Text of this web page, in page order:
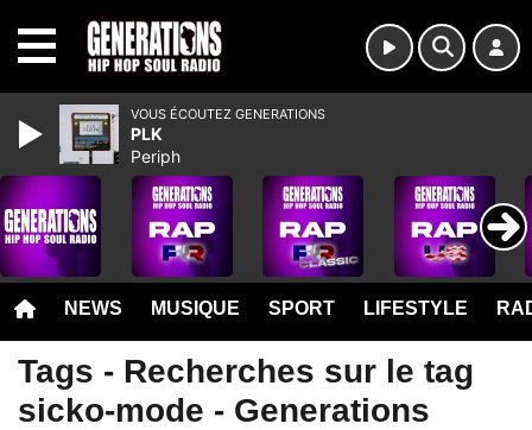
NEWS MUSIQUE SPORT LIFESTYLE
Tags - Recherches sur le tag
sicko-mode - Generations
VOUS ÉCOUTEZ GENERATIONS
PLK
Periph